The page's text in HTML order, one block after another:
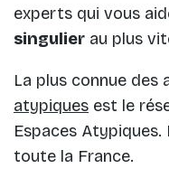
experts qui vous
singulier au plus
La plus connue des
atypiques est le
Espaces Atypiques.
toute la France.